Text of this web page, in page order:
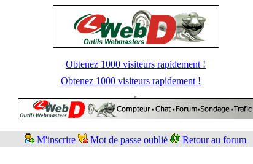
Obtenez 1000 visiteurs rapidement !
Obtenez 1000 visiteurs rapidement !
M'inscrire Mot de passe oublié Retour au forum